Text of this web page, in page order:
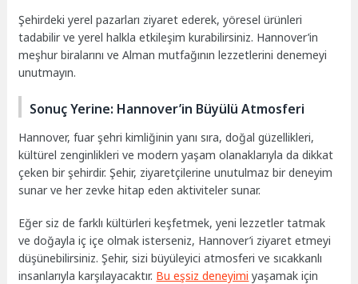
Şehirdeki yerel pazarları ziyaret ederek, yöresel ürünleri
tadabilir ve yerel halkla etkileşim kurabilirsiniz. Hannover’in
meşhur biralarını ve Alman mutfağının lezzetlerini denemeyi
unutmayın.
Sonuç Yerine: Hannover’in Büyülü Atmosferi
Hannover, fuar şehri kimliğinin yanı sıra, doğal güzellikleri,
kültürel zenginlikleri ve modern yaşam olanaklarıyla da dikkat
çeken bir şehirdir. Şehir, ziyaretçilerine unutulmaz bir deneyim
sunar ve her zevke hitap eden aktiviteler sunar.
Eğer siz de farklı kültürleri keşfetmek, yeni lezzetler tatmak
ve doğayla iç içe olmak isterseniz, Hannover’i ziyaret etmeyi
düşünebilirsiniz. Şehir, sizi büyüleyici atmosferi ve sıcakkanlı
insanlarıyla karşılayacaktır. Bu eşsiz deneyimi yaşamak için